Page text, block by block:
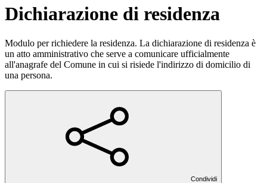
Dichiarazione di residenza
Modulo per richiedere la residenza. La dichiarazione di residenza è
un atto amministrativo che serve a comunicare ufficialmente
all'anagrafe del Comune in cui si risiede l'indirizzo di domicilio di
una persona.
Condividi